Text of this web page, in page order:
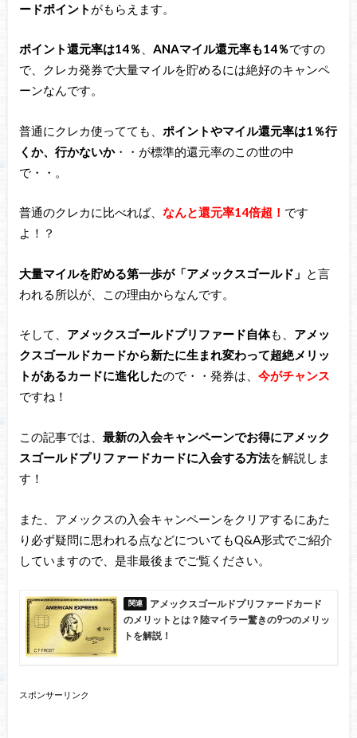
ードポイント がもらえます。
ポイント還元率は14％ ANAマイル還元率も14％ですの
で、クレカ発券で大量マイルを貯めるには絶好のキャンペ
ーンなんです。
普通にクレカ使ってても、 ポイントやマイル還元率は1％行
くか、行かないか・・が標準的還元率のこの世の中
で・・。
普通のクレカに比べれば、 なんと還元率14倍超！ です
よ！？
大量マイルを貯める第一歩が「アメックスゴールド」 と言
われる所以が、この理由からなんです。
そして、 アメックスゴールドプリファード自体も、 アメッ
クスゴールドカードから新たに生まれ変わって超絶メリッ
トがあるカードに進化したので・・発券は、 今がチャンス
ですね！
この記事では、 最新の入会キャンペーンでお得にアメック
スゴールドプリファードカードに入会する方法を解説しま
す！
また、アメックスの入会キャンペーンをクリアするにあた
り必ず疑問に思われる点などについてもQ&A形式でご紹介
していますので、是非最後までご覧ください。
アメックスゴールドプリファードカード
のメリットとは？陸マイラー驚きの9つのメリッ
トを解説！
スポンサーリンク